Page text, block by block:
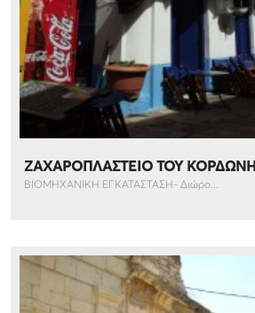
ΖΑΧΑΡΟΠΛΑΣΤΕΙΟ ΤΟΥ ΚΟΡΔΩΝΗ
ΒΙΟΜΗΧΑΝΙΚΗ ΕΓΚΑΤΑΣΤΑΣΗ- Διώρο...